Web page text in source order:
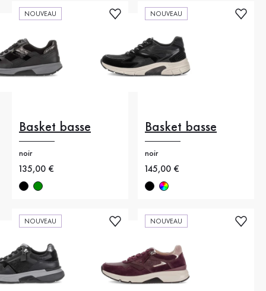
NOUVEAU
Basket basse
noir
Nouveau prix
135,00 €
NOUVEAU
Basket basse
noir
Nouveau prix
145,00 €
NOUVEAU NOUVEAU